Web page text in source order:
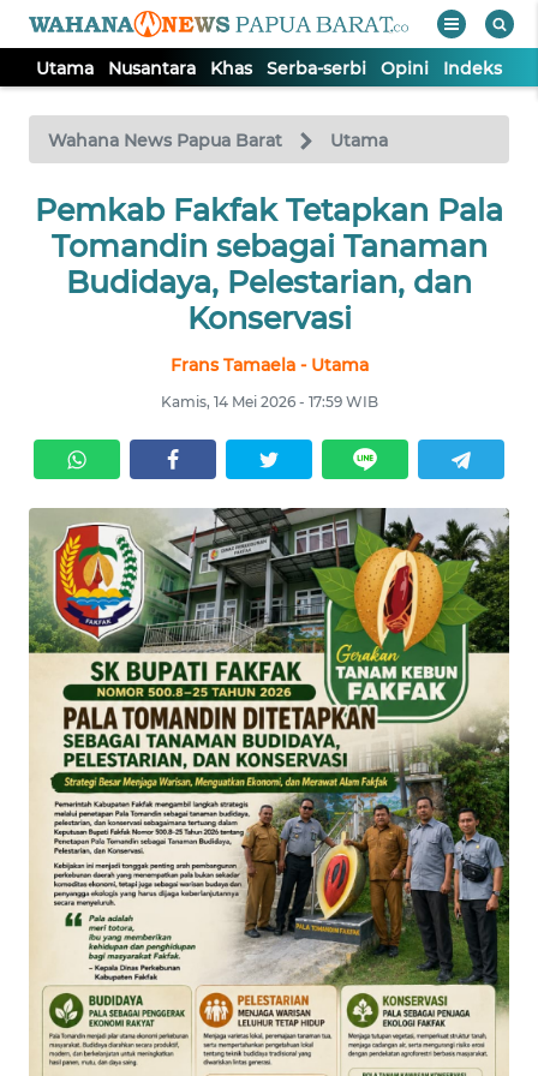
Utama Nusantara Khas Serba-serbi Opini Indeks
Wahana News Papua Barat Utama
Pemkab Fakfak Tetapkan Pala
Tomandin sebagai Tanaman
Budidaya, Pelestarian, dan
Konservasi
Frans Tamaela - Utama
Kamis, 14 Mei 2026 - 17:59 WIB
TV
Tutup
UTAMA
NUSANTARA
SERBI
OPINI
Informasi
INDEKS
BERITA
KONTAK
KAMI
INFO
IKLAN
TENTANG
KAMI
PEDOMAN
MEDIA
SIBER